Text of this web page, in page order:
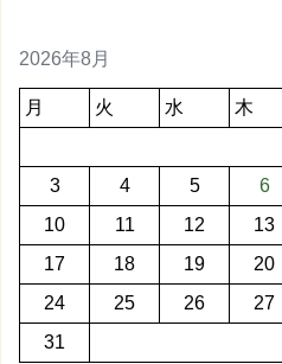
2026年8月
月 火 水 木
3
4 5 6
10
11 12 13
17
18 19 20
24
25 26 27
31